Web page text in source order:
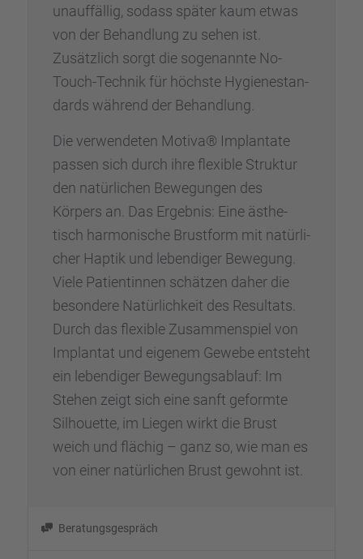
unauf­fäl­lig, sodass später kaum etwas
von der Behand­lung zu sehen ist.
Zusätz­lich sorgt die sogenannte No-
Touch-Technik für höchste Hygie­ne­stan­
dards während der Behand­lung.
Die verwen­de­ten Motiva® Implan­tate
passen sich durch ihre flexi­ble Struk­tur
den natür­li­chen Bewegun­gen des
Körpers an. Das Ergeb­nis: Eine ästhe­
tisch harmo­ni­sche Brust­form mit natür­li­
cher Haptik und leben­di­ger Bewegung.
Viele Patien­tin­nen schät­zen daher die
beson­dere Natür­lich­keit des Resul­tats.
Durch das flexi­ble Zusam­men­spiel von
Implan­tat und eigenem Gewebe entsteht
ein leben­di­ger Bewegungs­ab­lauf: Im
Stehen zeigt sich eine sanft geformte
Silhou­ette, im Liegen wirkt die Brust
weich und flächig – ganz so, wie man es
von einer natür­li­chen Brust gewohnt ist.
Beratungs­ge­spräch